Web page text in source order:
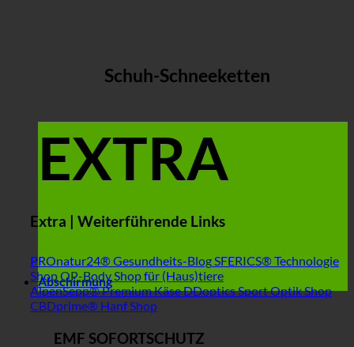
Schuh-Schneeketten
EXTRA
Extra | Weiterführende Links
PROnatur24® Gesundheits-Blog SFERICS® Technologie
ShopOP-Body Shop für (Haus)tiere
AlpenSepp® Premium KäseDDoptics Sport Optik Shop
CBDprime® Hanf Shop
Abschirmung
EMF SOFORTSCHUTZ